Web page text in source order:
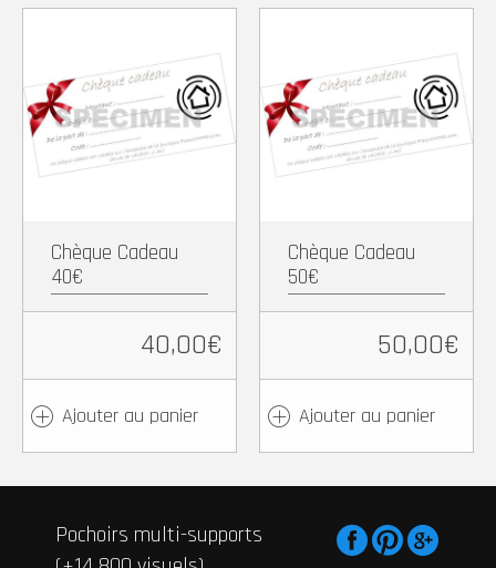
FacebookPinterest
Copy
Link
Partager
Chèque Cadeau
40€
40,00€
Ajouter au panier
Facebook
Copy
Link
Partager
Chèque Cadeau
50€
50,00€
Ajouter au panier
Pochoirs multi-supports